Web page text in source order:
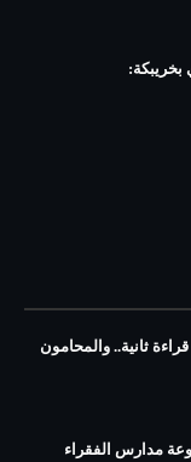
بخريبكة:
ثانية.. والمحامون
مدارس الفقراء